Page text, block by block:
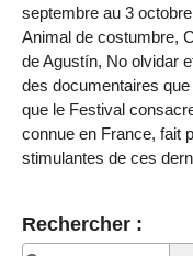
septembre au 3
Animal de costumbre,
de Agustín, No olvidar
des documentaires
que le Festival
connue en France, fait
stimulantes de ces
Rechercher :